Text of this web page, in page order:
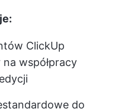
ClickUp
współpracy
do